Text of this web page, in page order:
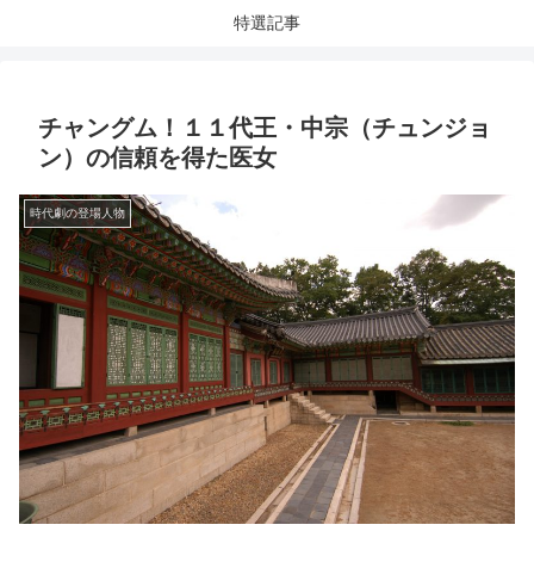
特選記事
チャングム！１１代王・中宗（チュンジョ
ン）の信頼を得た医女
時代劇の登場人物